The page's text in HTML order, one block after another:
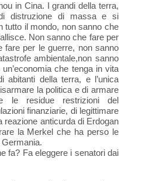
in Cina. I grandi della terra,
distruzione di massa e si
tutto il mondo, non sanno che
Non sanno che fare per
fare per le guerre, non sanno
ambientale,non sanno
che tenga in vita
abitanti della terra, e l’unica
la politica e di armare
le residue restrizioni del
finanziarie, di legittimare
reazione anticurda di Erdogan
la Merkel che ha perso le
fa? Fa eleggere i senatori dai